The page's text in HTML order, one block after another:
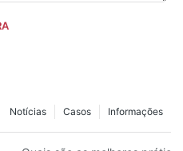
Informações
Casos
Notícias